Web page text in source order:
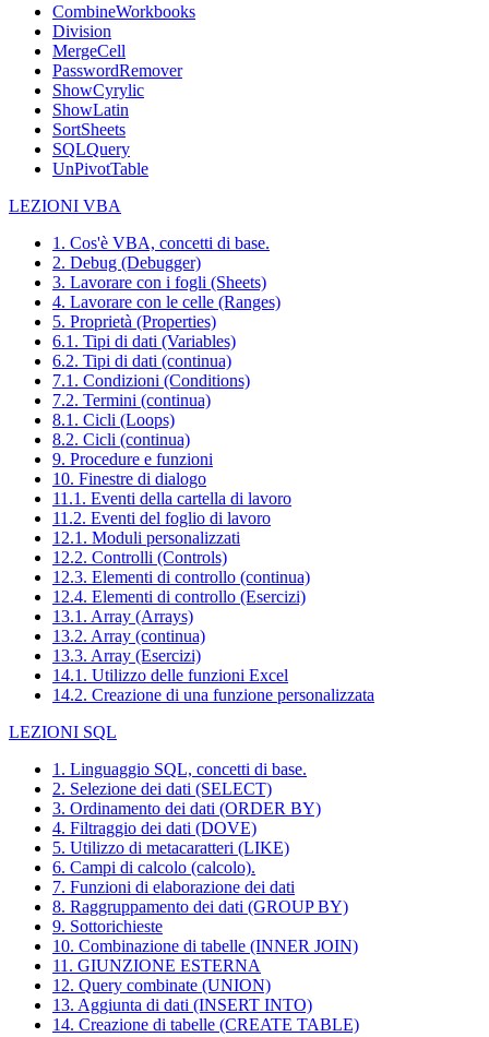
CombineWorkbooks
Division
MergeCell
PasswordRemover
ShowCyrylic
ShowLatin
SortSheets
SQLQuery
UnPivotTable
LEZIONI VBA
1. Cos'è VBA, concetti di base.
2. Debug (Debugger)
3. Lavorare con i fogli (Sheets)
4. Lavorare con le celle (Ranges)
5. Proprietà (Properties)
6.1. Tipi di dati (Variables)
6.2. Tipi di dati (continua)
7.1. Condizioni (Conditions)
7.2. Termini (continua)
8.1. Cicli (Loops)
8.2. Cicli (continua)
9. Procedure e funzioni
10. Finestre di dialogo
11.1. Eventi della cartella di lavoro
11.2. Eventi del foglio di lavoro
12.1. Moduli personalizzati
12.2. Controlli (Controls)
12.3. Elementi di controllo (continua)
12.4. Elementi di controllo (Esercizi)
13.1. Array (Arrays)
13.2. Array (continua)
13.3. Array (Esercizi)
14.1. Utilizzo delle funzioni Excel
14.2. Creazione di una funzione personalizzata
LEZIONI SQL
1. Linguaggio SQL, concetti di base.
2. Selezione dei dati (SELECT)
3. Ordinamento dei dati (ORDER BY)
4. Filtraggio dei dati (DOVE)
5. Utilizzo di metacaratteri (LIKE)
6. Campi di calcolo (calcolo).
7. Funzioni di elaborazione dei dati
8. Raggruppamento dei dati (GROUP BY)
9. Sottorichieste
10. Combinazione di tabelle (INNER JOIN)
11. GIUNZIONE ESTERNA
12. Query combinate (UNION)
13. Aggiunta di dati (INSERT INTO)
14. Creazione di tabelle (CREATE TABLE)